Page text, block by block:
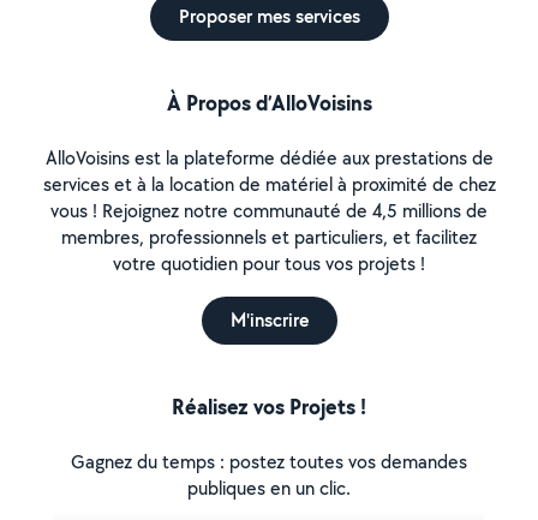
Proposer mes services
À Propos d’AlloVoisins
AlloVoisins est la plateforme dédiée aux prestations de
services et à la location de matériel à proximité de chez
vous ! Rejoignez notre communauté de 4,5 millions de
membres, professionnels et particuliers, et facilitez
votre quotidien pour tous vos projets !
M'inscrire
Réalisez vos Projets !
Gagnez du temps : postez toutes vos demandes
publiques en un clic.